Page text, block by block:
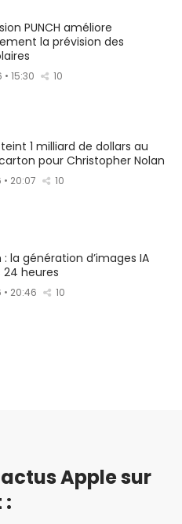
PUNCH améliore
la prévision des
15:30 10
1 milliard de dollars au
pour Christopher Nolan
20:07 10
: la génération d’images IA
heures
• 20:46 10
Apple sur
: